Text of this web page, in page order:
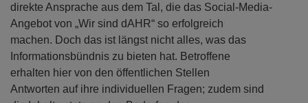
direkte Ansprache aus dem Tal, die das Social-Media-
Angebot von „Wir sind dAHR“ so erfolgreich
machen. Doch das ist längst nicht alles, was das
Informationsbündnis zu bieten hat. Betroffene
erhalten hier von den öffentlichen Stellen
Antworten auf ihre individuellen Fragen; zudem sind